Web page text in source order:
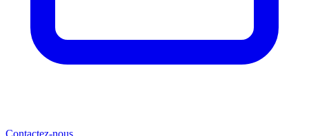
Contactez-nous